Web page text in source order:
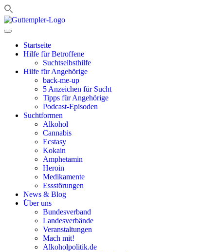
Zum
Inhalt
Startseite
Hilfe für Betroffene
Suchtselbsthilfe
Hilfe für Angehörige
back-me-up
5 Anzeichen für Sucht
Tipps für Angehörige
Podcast-Episoden
Suchtformen
Alkohol
Cannabis
Ecstasy
Kokain
Amphetamin
Heroin
Medikamente
Essstörungen
News & Blog
Über uns
Bundesverband
Landesverbände
Veranstaltungen
Mach mit!
Alkoholpolitik.de